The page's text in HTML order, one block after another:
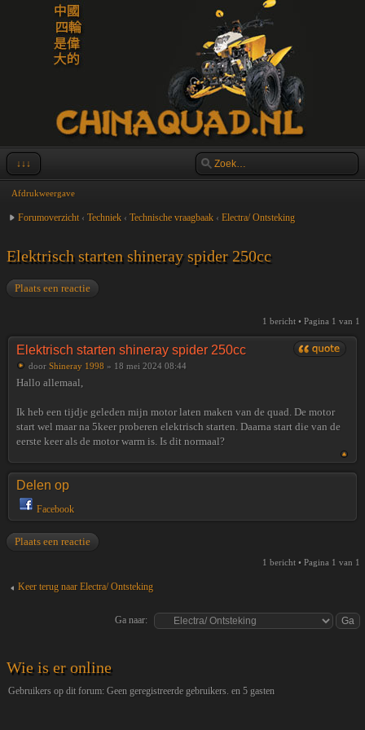
↓↓↓
Afdrukweergave
Forumoverzicht ‹ Techniek ‹ Technische vraagbaak ‹ Electra/ Ontsteking
Elektrisch starten shineray spider 250cc
Plaats een reactie
1 bericht • Pagina 1 van 1
Elektrisch starten shineray spider 250cc
door Shineray 1998 » 18 mei 2024 08:44
Hallo allemaal,
Ik heb een tijdje geleden mijn motor laten maken van de quad. De motor
start wel maar na 5keer proberen elektrisch starten. Daarna start die van de
eerste keer als de motor warm is. Is dit normaal?
Delen op
Facebook
Plaats een reactie
1 bericht • Pagina 1 van 1
Keer terug naar Electra/ Ontsteking
Ga naar:
Wie is er online
Gebruikers op dit forum: Geen geregistreerde gebruikers. en 5 gasten